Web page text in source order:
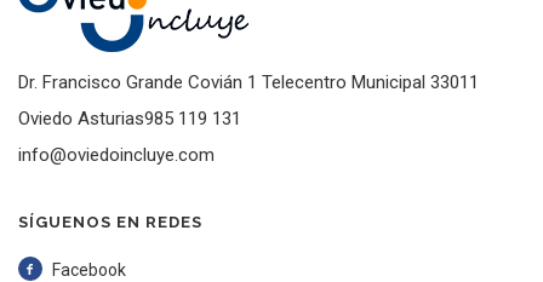
Dr. Francisco Grande Covián 1 Telecentro Municipal 33011
Oviedo Asturias985 119 131
info@oviedoincluye.com
SÍGUENOS EN REDES
Facebook